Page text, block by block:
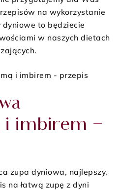
na wykorzystanie
to będziecie
w naszych dietach
imbirem –
zupa dyniowa, najlepszy,
na łatwą zupę z dyni